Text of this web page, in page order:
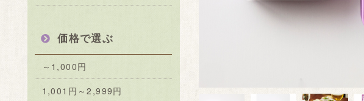
価格で選ぶ
～1,000円
1,001円～2,999円